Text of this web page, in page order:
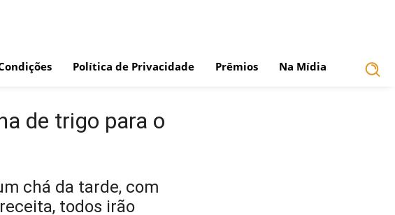
Política de Privacidade Prêmios Na Mídia
de trigo para o
chá da tarde, com
todos irão